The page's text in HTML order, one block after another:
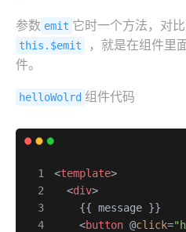
参数 emit 它时一个方法，对
this.$emit
，就是在组件里
件。
helloWolrd 组件代码
<template>
<div>
    {{ message }}
<button @click=